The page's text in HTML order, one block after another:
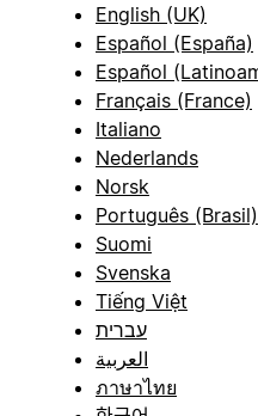
English (UK)
Español (España)
Español
Français (France)
Italiano
Nederlands
Norsk
Português (Brasil)
Suomi
Svenska
Tiếng Việt
עברית
العربية
ภาษาไทย